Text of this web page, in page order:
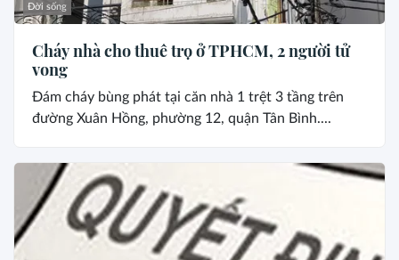
Đời sống
Cháy nhà cho thuê trọ ở TPHCM, 2 người tử
vong
Đám cháy bùng phát tại căn nhà 1 trệt 3 tầng trên
đường Xuân Hồng, phường 12, quận Tân Bình....